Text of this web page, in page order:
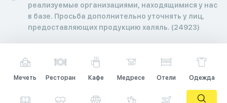
реализуемые организациями, находящимися у нас
в базе. Просьба дополнительно уточнять у лиц,
предоставляющих продукцию халяль. (24923)
Мечеть Ресторан Кафе Медресе Отели Одежда